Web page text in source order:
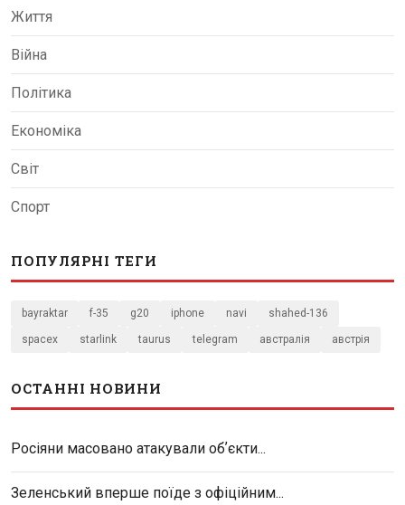
Життя
Війна
Політика
Економіка
Світ
Спорт
ПОПУЛЯРНІ ТЕГИ
bayraktar f-35 g20 iphone navi shahed-136
spacex starlink taurus telegram австралія австрія
ОСТАННІ НОВИНИ
Росіяни масовано атакували обʼєкти...
Зеленський вперше поїде з офіційним...